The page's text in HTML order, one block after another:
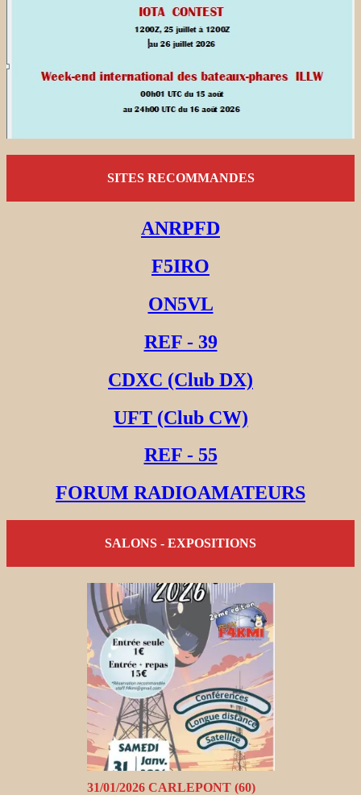
SITES RECOMMANDES
ANRPFD
F5IRO
ON5VL
REF - 39
CDXC (Club DX)
UFT (Club CW)
REF - 55
FORUM RADIOAMATEURS
SALONS - EXPOSITIONS
31/01/2026 CARLEPONT (60)